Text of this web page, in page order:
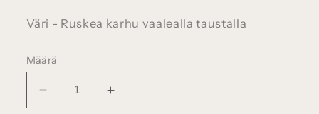
Väri - Ruskea karhu vaalealla taustalla
Määrä
Vähennä
Lisää